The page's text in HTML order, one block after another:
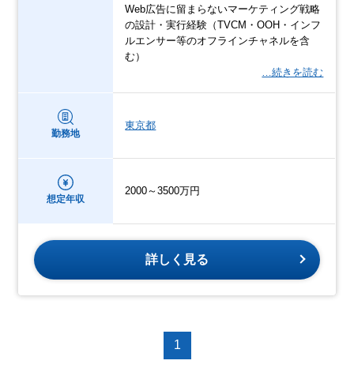
Web広告に留まらないマーケティング戦略
の設計・実行経験（TVCM・OOH・インフ
ルエンサー等のオフラインチャネルを含
む）
…続きを読む
勤務地
東京都
想定年収
2000～3500万円
詳しく見る
1